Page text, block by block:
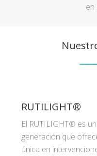
en
RUTILIGHT®
El RUTILIGHT® es
generación que
única en